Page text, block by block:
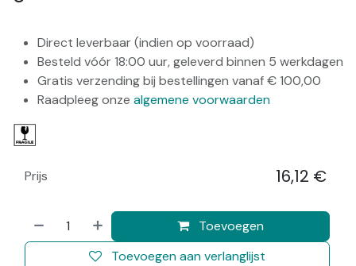
Direct leverbaar (indien op voorraad)
Besteld vóór 18:00 uur, geleverd binnen 5 werkdagen
Gratis verzending bij bestellingen vanaf € 100,00
Raadpleeg onze algemene voorwaarden
Toevoegen
Toevoegen aan verlanglijst
Prijs 16,12 €